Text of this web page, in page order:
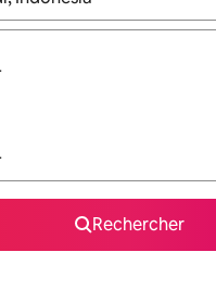
Rechercher